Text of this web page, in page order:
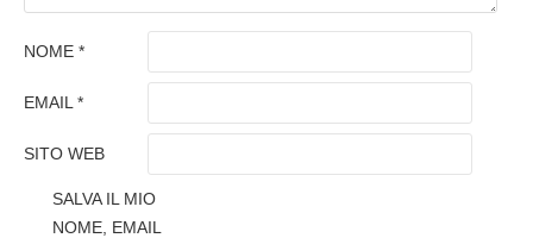
NOME *
EMAIL *
SITO WEB
SALVA IL MIO
NOME, EMAIL